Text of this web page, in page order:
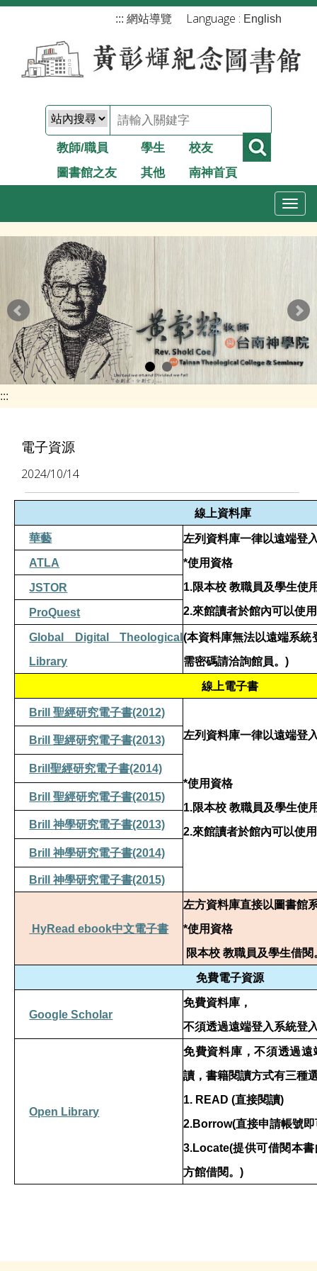
跳
::: 網站導覽 Language : English
教師/職員 學生
校友
圖書館之友
其他 南神首頁
T
l
e
n
a
i
o
:::
電子資源
2024/10/14
線上資料庫
華藝
左列資料庫一律以遠端登
*使用資格
1.限本校 教職員及學生使
2.來館讀者於館內可以使
ATLA
JSTOR
ProQuest
Global Digital Theological
Library
(本資料庫無法以遠端系統
需密碼請洽詢館員。 )
線上電子書
Brill聖經研究電子書(2012)
左列資料庫一律以遠端登
*使用資格
1.限本校 教職員及學生使
2.來館讀者於館內可以使
Brill聖經研究電子書(2013)
Brill聖經研究電子書(2014)
Brill聖經研究電子書(2015)
Brill神學研究電子書(2013)
Brill神學研究電子書(2014)
Brill神學研究電子書(2015)
HyRead ebook中文電子書
左方資料庫直接以圖書館
*使用資格
限本校 教職員及學生借閱
免費電子資源
Google Scholar
免費資料庫，
不須透過遠端登入系統登
Open Library
免費資料庫，不須透過
讀，書籍閱讀方式有三種
1. READ (直接閱讀)
2.Borrow(直接申請帳號
3.Locate(提供可借閱本
方館借閱。 )